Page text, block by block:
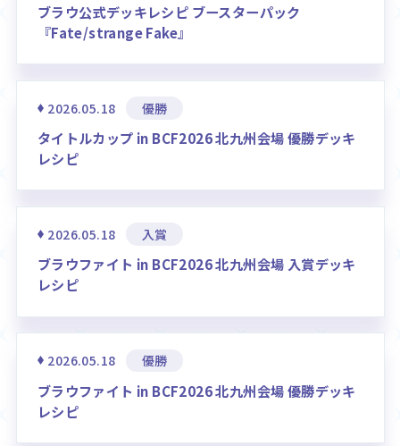
ブラウ公式デッキレシピ ブースターパック
『Fate/strange Fake』
2026.05.18 優勝
タイトルカップ in BCF2026 北九州会場 優勝デッキ
レシピ
2026.05.18 入賞
ブラウファイト in BCF2026 北九州会場 入賞デッキ
レシピ
2026.05.18 優勝
ブラウファイト in BCF2026 北九州会場 優勝デッキ
レシピ